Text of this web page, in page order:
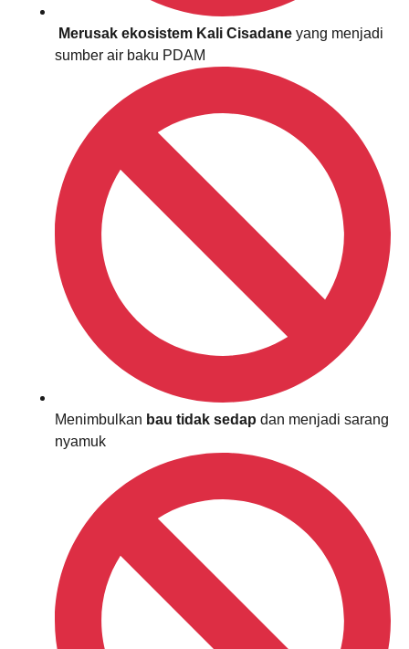
Merusak ekosistem Kali Cisadane yang menjadi
sumber air baku PDAM
Menimbulkan bau tidak sedap dan menjadi sarang
nyamuk